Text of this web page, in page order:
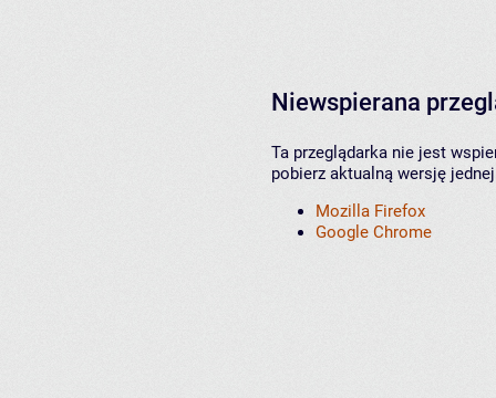
Niewspierana
Ta przeglądarka nie jest
pobierz aktualną wersję
Mozilla Firefox
Google Chrome